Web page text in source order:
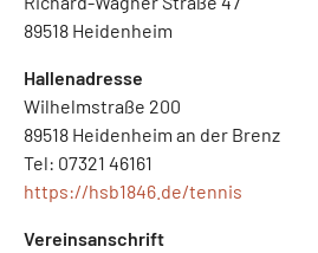
89518 Heidenheim
Hallenadresse
Wilhelmstraße 200
89518 Heidenheim an der Brenz
Tel: 07321 46161
https://hsb1846.de/tennis
Vereinsanschrift